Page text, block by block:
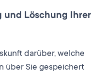
und Löschung Ihrer
darüber, welche
über Sie gespeichert